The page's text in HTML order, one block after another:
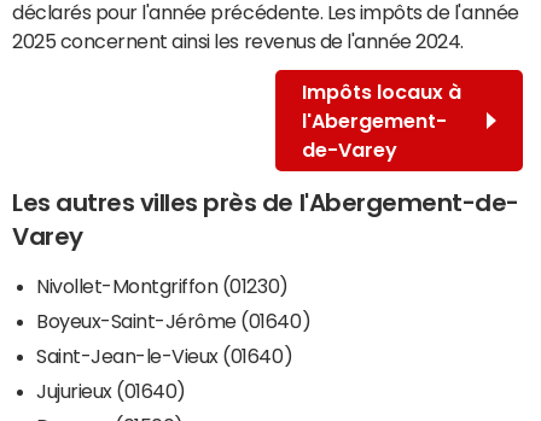
déclarés pour l'année précédente. Les impôts de l'année
2025 concernent ainsi les revenus de l'année 2024.
Impôts locaux à
l'Abergement-
de-Varey
Les autres villes près de l'Abergement-de-
Varey
Nivollet-Montgriffon (01230)
Boyeux-Saint-Jérôme (01640)
Saint-Jean-le-Vieux (01640)
Jujurieux (01640)